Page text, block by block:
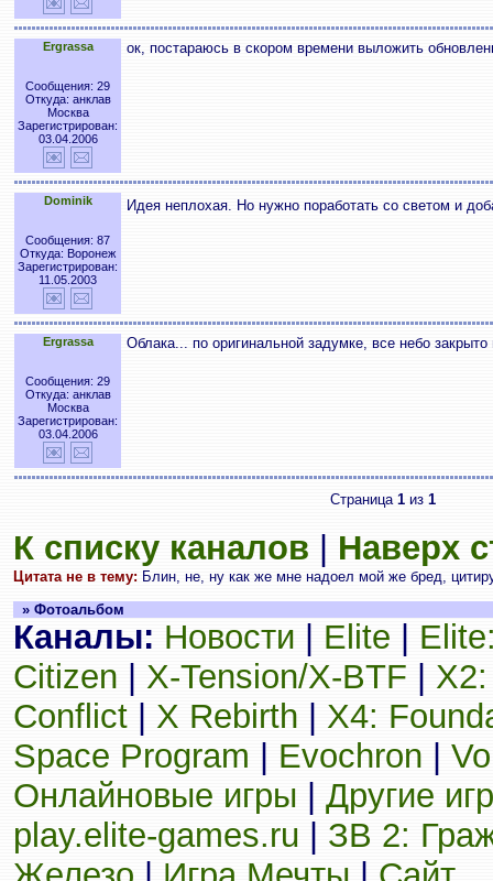
Ergrassa
Сообщения: 29
Откуда: анклав
Москва
Зарегистрирован:
03.04.2006
ок, постараюсь в скором времени выложить
Dominik
Сообщения: 87
Откуда: Воронеж
Зарегистрирован:
11.05.2003
Идея неплохая. Но нужно поработать со светом и
Ergrassa
Сообщения: 29
Откуда: анклав
Москва
Зарегистрирован:
03.04.2006
Облака... по оригинальной задумке, все небо
Страница 1 из 1
К списку каналов Наверх
Цитата не в тему: Блин, не, ну как же мне надоел мой же бред,
» Фотоальбом
Каналы: Новости Elite
Citizen
X-Tension/X-BTF
Conflict
X Rebirth
X4:
Space Program
Evochron
Онлайновые игры
Другие
play.elite-games.ru
ЗВ 2: